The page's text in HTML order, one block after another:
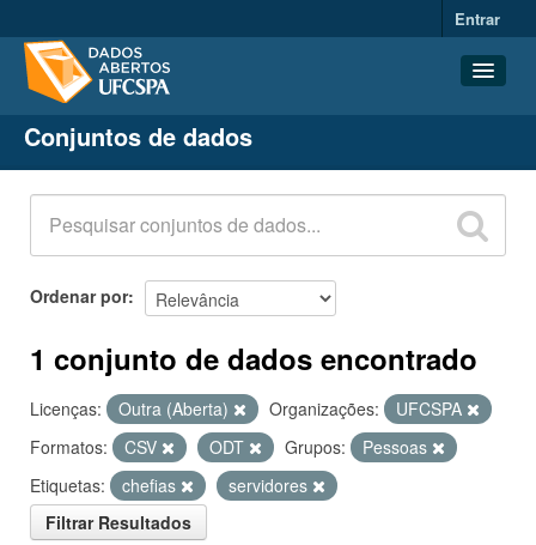
Entrar
Conjuntos de dados
Organizações
Grupos
Sobre
Conjuntos de dados
Ordenar por
1 conjunto de dados encontrado
Licenças: Outra (Aberta) Organizações:
UFCSPA
Formatos:
CSV ODT Grupos:
Pessoas
Etiquetas:
chefias
servidores
Filtrar Resultados